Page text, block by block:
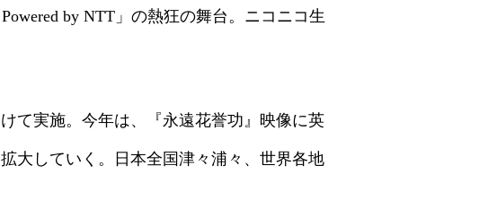
by NTT」の熱狂の舞台。ニコニコ生
て実施。今年は、『永遠花誉功』映像に英
大していく。日本全国津々浦々、世界各地